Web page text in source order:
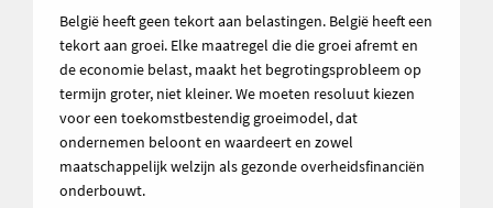
België heeft geen tekort aan belastingen. België heeft een
tekort aan groei. Elke maatregel die die groei afremt en
de economie belast, maakt het begrotingsprobleem op
termijn groter, niet kleiner. We moeten resoluut kiezen
voor een toekomstbestendig groeimodel, dat
ondernemen beloont en waardeert en zowel
maatschappelijk welzijn als gezonde overheidsfinanciën
onderbouwt.